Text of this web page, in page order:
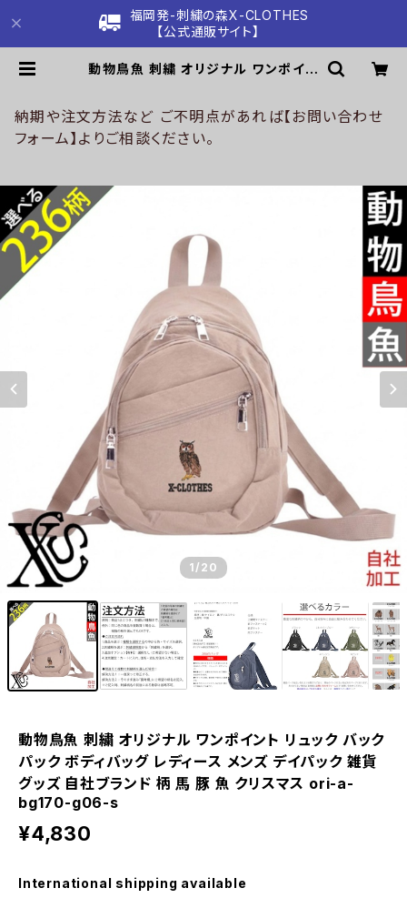
福岡発-刺繍の森X-CLOTHES
【公式通販サイト】
動物鳥魚 刺繍 オリジナル ワンポイン
ッズ 自社ブランド 柄 馬 豚 魚 クリス
マス ori-a-bg170-g06-s | 刺繍
の森X-CLOTHES【公式通販サイト】
納期や注文方法など ご不明点があれば【お問い合わせ
フォーム】よりご相談ください。
1/20
動物鳥魚 刺繍 オリジナル ワンポイント リュック バック
パック ボディバッグ レディース メンズ デイパック 雑貨
グッズ 自社ブランド 柄 馬 豚 魚 クリスマス ori-a-
bg170-g06-s
¥4,830
International shipping available